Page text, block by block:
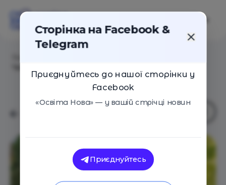
Сторінка на Facebook &
Telegram
Приєднуйтесь до нашої сторінки у
Facebook
«Освіта Нова» — у вашій стрічці новин
Приєднуйтесь